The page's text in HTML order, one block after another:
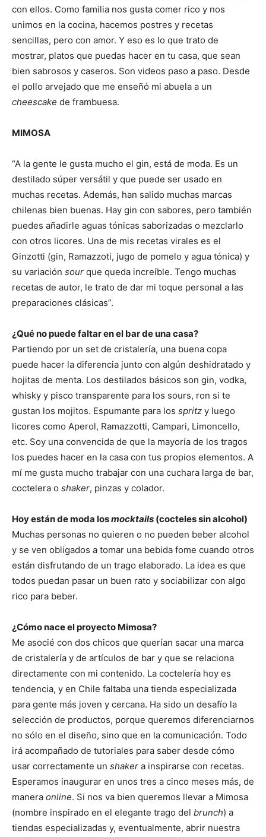
con ellos. Como familia nos gusta comer rico y nos
unimos en la cocina, hacemos postres y recetas
sencillas, pero con amor. Y eso es lo que trato de
mostrar, platos que puedas hacer en tu casa, que sean
bien sabrosos y caseros. Son videos paso a paso. Desde
el pollo arvejado que me enseñó mi abuela a un
cheescake de frambuesa.
MIMOSA
“A la gente le gusta mucho el gin, está de moda. Es un
destilado súper versátil y que puede ser usado en
muchas recetas. Además, han salido muchas marcas
chilenas bien buenas. Hay gin con sabores, pero también
puedes añadirle aguas tónicas saborizadas o mezclarlo
con otros licores. Una de mis recetas virales es el
Ginzotti (gin, Ramazzoti, jugo de pomelo y agua tónica) y
su variación sour que queda increíble. Tengo muchas
recetas de autor, le trato de dar mi toque personal a las
preparaciones clásicas”.
¿Qué no puede faltar en el bar de una casa?
Partiendo por un set de cristalería, una buena copa
puede hacer la diferencia junto con algún deshidratado y
hojitas de menta. Los destilados básicos son gin, vodka,
whisky y pisco transparente para los sours, ron si te
gustan los mojitos. Espumante para los spritz y luego
licores como Aperol, Ramazzotti, Campari, Limoncello,
etc. Soy una convencida de que la mayoría de los tragos
los puedes hacer en la casa con tus propios elementos. A
mí me gusta mucho trabajar con una cuchara larga de bar,
coctelera o shaker, pinzas y colador.
Hoy están de moda losmocktails (cocteles sin alcohol)
Muchas personas no quieren o no pueden beber alcohol
y se ven obligados a tomar una bebida fome cuando otros
están disfrutando de un trago elaborado. La idea es que
todos puedan pasar un buen rato y sociabilizar con algo
rico para beber.
¿Cómo nace el proyecto Mimosa?
Me asocié con dos chicos que querían sacar una marca
de cristalería y de artículos de bar y que se relaciona
directamente con mi contenido. La coctelería hoy es
tendencia, y en Chile faltaba una tienda especializada
para gente más joven y cercana. Ha sido un desafío la
selección de productos, porque queremos diferenciarnos
no sólo en el diseño, sino que en la comunicación. Todo
irá acompañado de tutoriales para saber desde cómo
usar correctamente un shaker a inspirarse con recetas.
Esperamos inaugurar en unos tres a cinco meses más, de
manera online. Si nos va bien queremos llevar a Mimosa
(nombre inspirado en el elegante trago del brunch) a
tiendas especializadas y, eventualmente, abrir nuestra